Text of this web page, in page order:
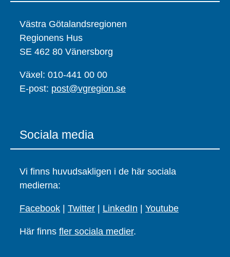
Västra Götalandsregionen
Regionens Hus
SE 462 80 Vänersborg
Växel: 010-441 00 00
E-post: post@vgregion.se
Sociala media
Vi finns huvudsakligen i de här sociala
medierna:
Facebook Twitter LinkedIn Youtube
Här finns fler sociala medier.